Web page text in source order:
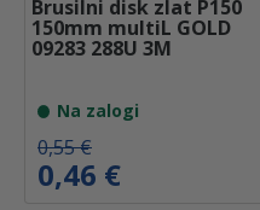
b
i
l
:
0
,
5
5
e
:
0
4
6
€
.
Brusilni disk zlat P150
150mm multiL GOLD
09283 288U 3M
Na zalogi
0,55€
I
z
v
0,46 €
T
r
e